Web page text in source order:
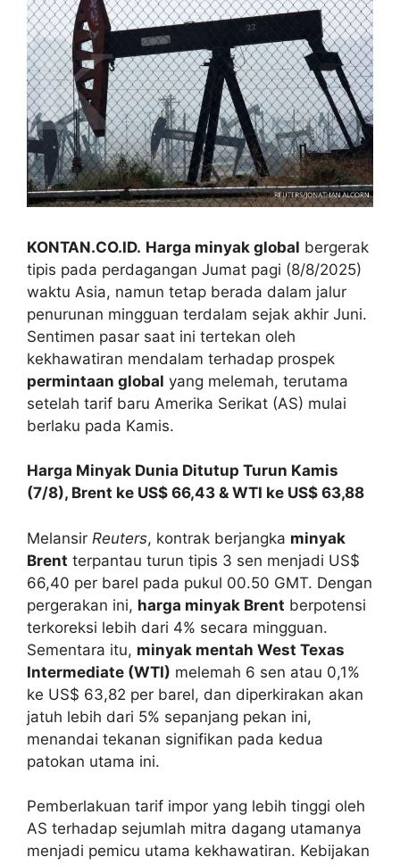
KONTAN.CO.ID. Harga minyak global bergerak
tipis pada perdagangan Jumat pagi (8/8/2025)
waktu Asia, namun tetap berada dalam jalur
penurunan mingguan terdalam sejak akhir Juni.
Sentimen pasar saat ini tertekan oleh
kekhawatiran mendalam terhadap prospek
permintaan global yang melemah, terutama
setelah tarif baru Amerika Serikat (AS) mulai
berlaku pada Kamis.
Harga Minyak Dunia Ditutup Turun Kamis
(7/8), Brent ke US$ 66,43 & WTI ke US$ 63,88
Melansir Reuters, kontrak berjangka minyak
Brent terpantau turun tipis 3 sen menjadi US$
66,40 per barel pada pukul 00.50 GMT. Dengan
pergerakan ini, harga minyak Brent berpotensi
terkoreksi lebih dari 4% secara mingguan.
Sementara itu, minyak mentah West Texas
Intermediate (WTI) melemah 6 sen atau 0,1%
ke US$ 63,82 per barel, dan diperkirakan akan
jatuh lebih dari 5% sepanjang pekan ini,
menandai tekanan signifikan pada kedua
patokan utama ini.
Pemberlakuan tarif impor yang lebih tinggi oleh
AS terhadap sejumlah mitra dagang utamanya
menjadi pemicu utama kekhawatiran. Kebijakan